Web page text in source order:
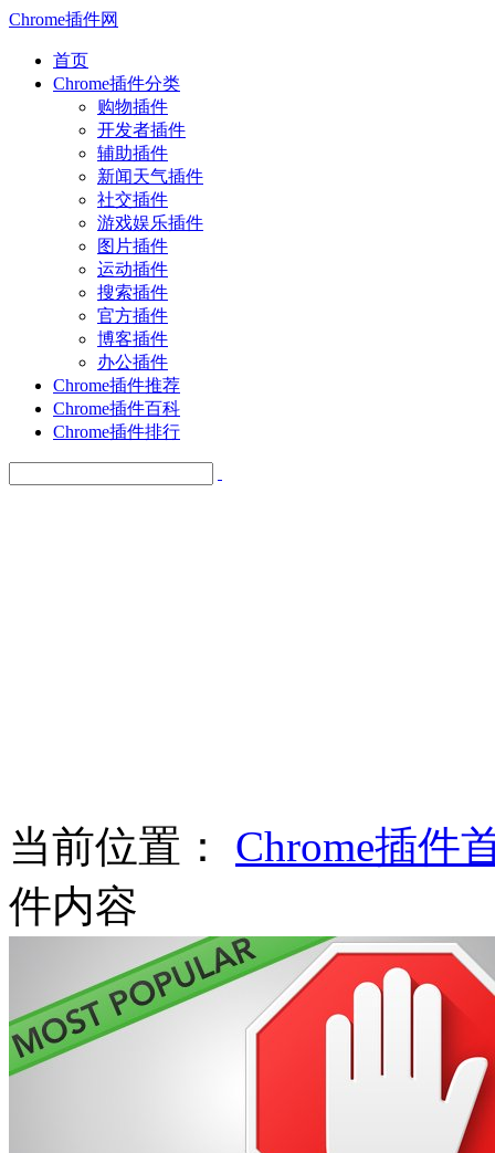
Chrome插件网
首页
Chrome插件分类
购物插件
开发者插件
辅助插件
新闻天气插件
社交插件
游戏娱乐插件
图片插件
运动插件
搜索插件
官方插件
博客插件
办公插件
Chrome插件推荐
Chrome插件百科
Chrome插件排行
当前位置： Chrome插件
件内容